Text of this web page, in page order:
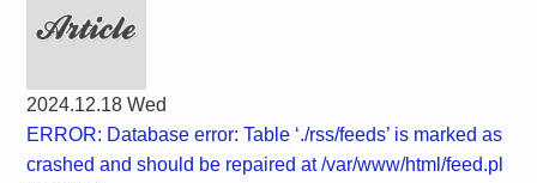
2024.12.18 Wed
ERROR: Database error: Table ‘./rss/feeds’ is marked as
crashed and should be repaired at /var/www/html/feed.pl